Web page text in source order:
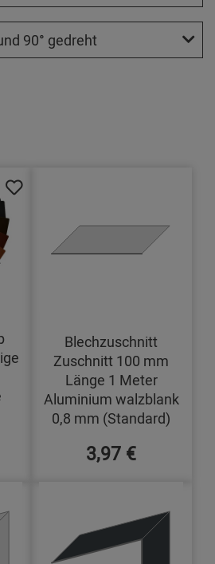
90° gedreht
Blechzuschnitt
Zuschnitt 100 mm
Länge 1 Meter
Aluminium walzblank
0,8 mm (Standard)
3,97 €